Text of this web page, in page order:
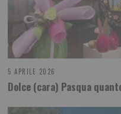
5 APRILE 2026
Dolce (cara) Pasqua